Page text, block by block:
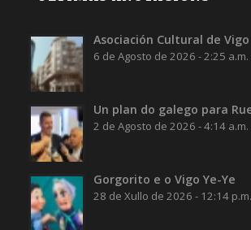
Asociación Cultural de Vigo
6 de Agosto de 2026 - 2:25 a.m.
Un plan do galego para
2 de Agosto de 2026 - 4:14 a.m.
Gorgorito e o Vigo Ye-Ye
28 de Xullo de 2026 - 12:14 p.m.